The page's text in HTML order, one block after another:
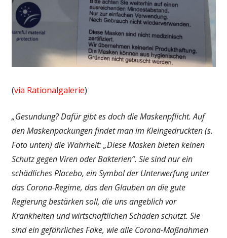
(via Rationalgalerie)
„Gesundung? Dafür gibt es doch die Maskenpflicht. Auf
den Maskenpackungen findet man im Kleingedruckten (s.
Foto unten) die Wahrheit: „Diese Masken bieten keinen
Schutz gegen Viren oder Bakterien“. Sie sind nur ein
schädliches Placebo, ein Symbol der Unterwerfung unter
das Corona-Regime, das den Glauben an die gute
Regierung bestärken soll, die uns angeblich vor
Krankheiten und wirtschaftlichen Schäden schützt. Sie
sind ein gefährliches Fake, wie alle Corona-Maßnahmen